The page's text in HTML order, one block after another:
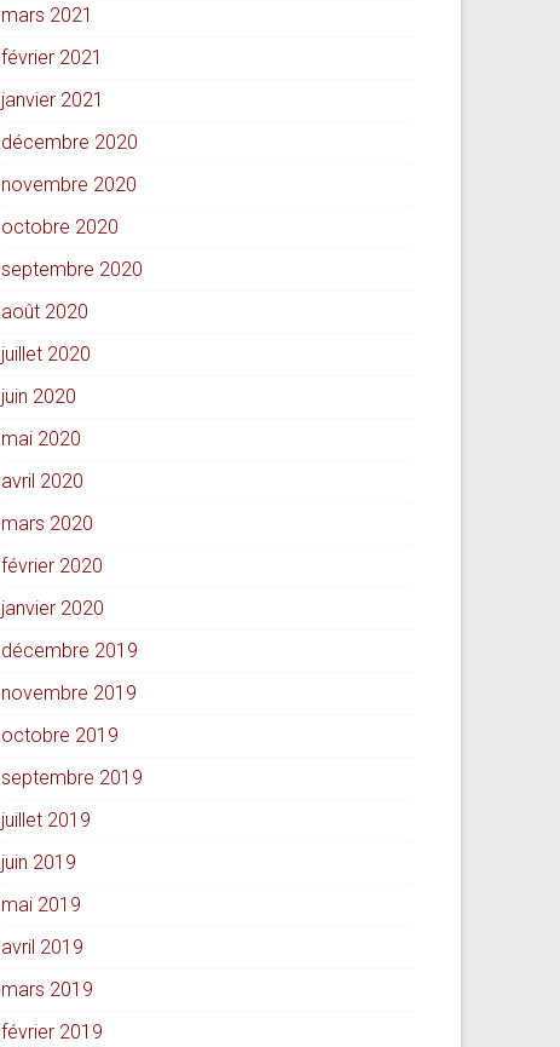
mars 2021
février 2021
janvier 2021
décembre 2020
novembre 2020
octobre 2020
septembre 2020
août 2020
juillet 2020
juin 2020
mai 2020
avril 2020
mars 2020
février 2020
janvier 2020
décembre 2019
novembre 2019
octobre 2019
septembre 2019
juillet 2019
juin 2019
mai 2019
avril 2019
mars 2019
février 2019